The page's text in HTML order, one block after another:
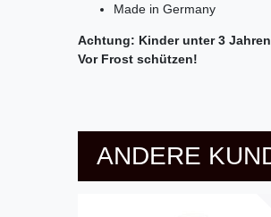
Made in Germany
Achtung: Kinder unter 3
Vor Frost schützen!
ANDERE